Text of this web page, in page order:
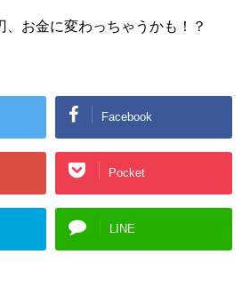
、お金に変わっちゃうかも！？
Facebook
Pocket
LINE